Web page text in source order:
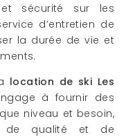
et sécurité sur les
d’entretien de
la durée de vie et
location de ski Les
à fournir des
niveau et besoin,
de qualité et de